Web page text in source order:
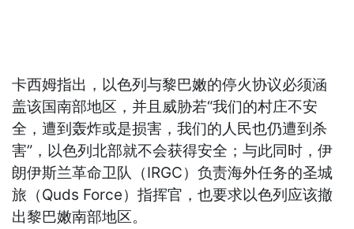
卡西姆指出，以色列与黎巴嫩的停火协议必须涵
盖该国南部地区，并且威胁若“我们的村庄不安
全，遭到轰炸或是损害，我们的人民也仍遭到杀
害”，以色列北部就不会获得安全；与此同时，伊
朗伊斯兰革命卫队（IRGC）负责海外任务的圣城
旅（Quds Force）指挥官，也要求以色列应该撤
出黎巴嫩南部地区。